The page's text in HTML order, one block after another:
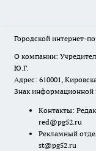
Городской интернет-
О компании:
Ю.Г.
Адрес: 610001,
Знак информационной
Контакты:
red@pg52.ru
Рекламный
st@pg52.ru